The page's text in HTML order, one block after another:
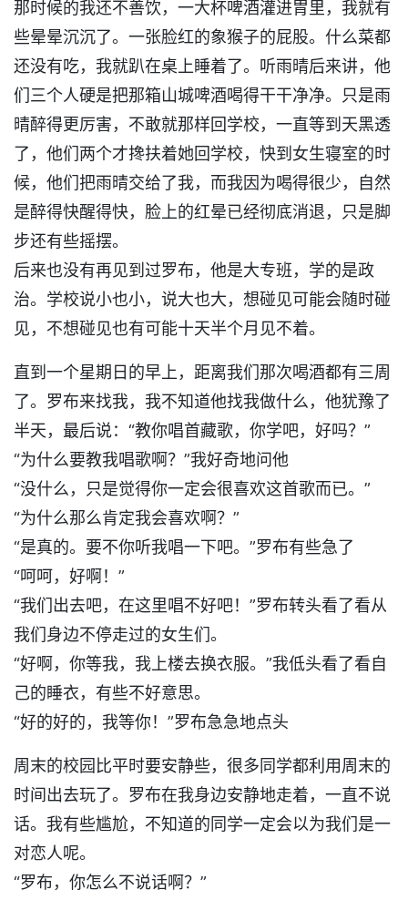
那时候的我还不善饮，一大杯啤酒灌进胃里，我就有
些晕晕沉沉了。一张脸红的象猴子的屁股。什么菜都
还没有吃，我就趴在桌上睡着了。听雨晴后来讲，他
们三个人硬是把那箱山城啤酒喝得干干净净。只是雨
晴醉得更厉害，不敢就那样回学校，一直等到天黑透
了，他们两个才搀扶着她回学校，快到女生寝室的时
候，他们把雨晴交给了我，而我因为喝得很少，自然
是醉得快醒得快，脸上的红晕已经彻底消退，只是脚
步还有些摇摆。
后来也没有再见到过罗布，他是大专班，学的是政
治。学校说小也小，说大也大，想碰见可能会随时碰
见，不想碰见也有可能十天半个月见不着。
直到一个星期日的早上，距离我们那次喝酒都有三周
了。罗布来找我，我不知道他找我做什么，他犹豫了
半天，最后说：“教你唱首藏歌，你学吧，好吗？”
“为什么要教我唱歌啊？”我好奇地问他
“没什么，只是觉得你一定会很喜欢这首歌而已。”
“为什么那么肯定我会喜欢啊？”
“是真的。要不你听我唱一下吧。”罗布有些急了
“呵呵，好啊！”
“我们出去吧，在这里唱不好吧！”罗布转头看了看从
我们身边不停走过的女生们。
“好啊，你等我，我上楼去换衣服。”我低头看了看自
己的睡衣，有些不好意思。
“好的好的，我等你！”罗布急急地点头
周末的校园比平时要安静些，很多同学都利用周末的
时间出去玩了。罗布在我身边安静地走着，一直不说
话。我有些尴尬，不知道的同学一定会以为我们是一
对恋人呢。
“罗布，你怎么不说话啊？”